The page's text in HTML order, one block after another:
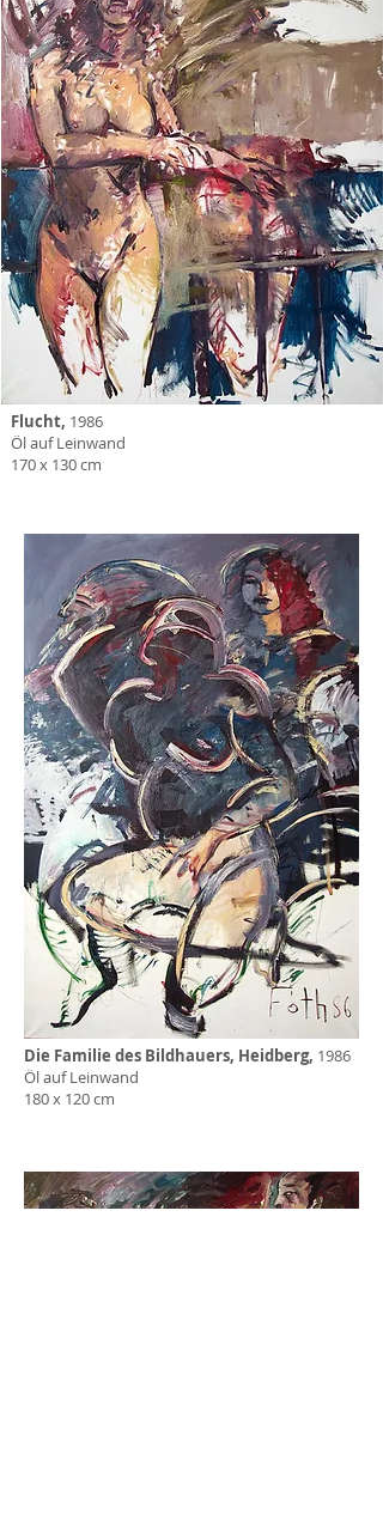
Flucht, 1986
Öl auf Leinwand
170 x 130 cm
Die Familie des Bildhauers, Heidberg, 1986
Öl auf Leinwand
180 x 120 cm